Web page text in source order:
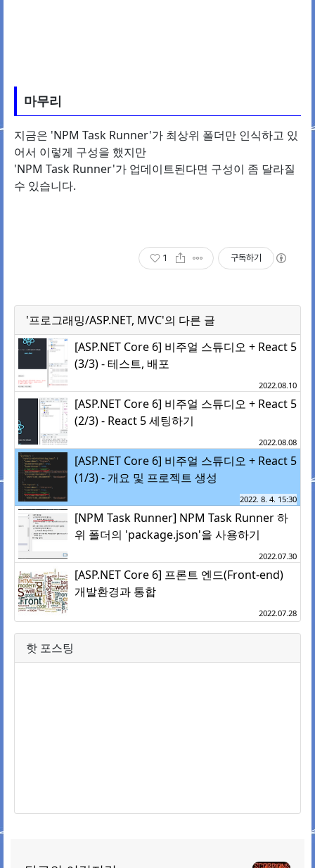
마무리
지금은 'NPM Task Runner'가 최상위 폴더만 인식하고 있
어서 이렇게 구성을 했지만
'NPM Task Runner'가 업데이트된다면 구성이 좀 달라질
수 있습니다.
1 구독하기
'프로그래밍/ASP.NET, MVC'의 다른 글
[ASP.NET Core 6] 비주얼 스튜디오 + React 5
(3/3) - 테스트, 배포
2022.08.10
[ASP.NET Core 6] 비주얼 스튜디오 + React 5
(2/3) - React 5 세팅하기
2022.08.08
[ASP.NET Core 6] 비주얼 스튜디오 + React 5
(1/3) - 개요 및 프로젝트 생성
2022. 8. 4. 15:30
[NPM Task Runner] NPM Task Runner 하
위 폴더의 'package.json'을 사용하기
2022.07.30
[ASP.NET Core 6] 프론트 엔드(Front-end)
개발환경과 통합
2022.07.28
핫 포스팅